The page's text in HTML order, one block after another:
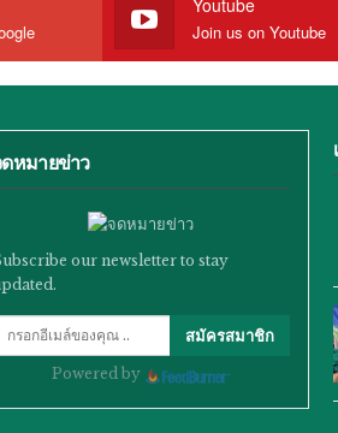
Join us on Youtube
หมายข่าว
our newsletter to stay
สมัครสมาชิก
Powered by